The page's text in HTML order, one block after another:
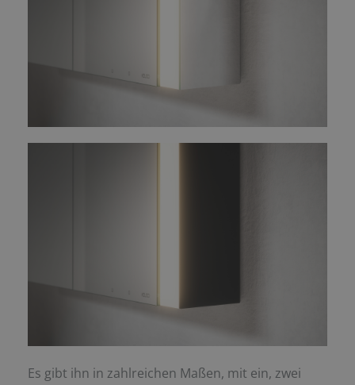
Es gibt ihn in zahlreichen Maßen, mit ein, zwei